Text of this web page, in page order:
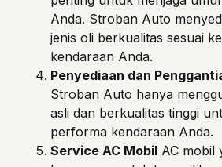
Anda. Stroban Auto
jenis oli berkualitas sesuai
kendaraan Anda.
Penyediaan dan
Stroban Auto hanya
asli dan berkualitas tinggi
performa kendaraan Anda.
Service AC Mobil AC mobil